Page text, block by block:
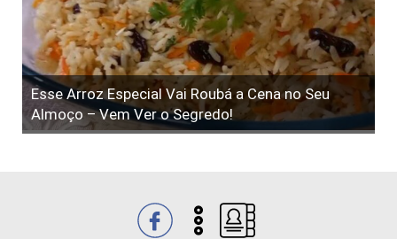
Esse Arroz Especial Vai Roubá a Cena no Seu
Almoço – Vem Ver o Segredo!